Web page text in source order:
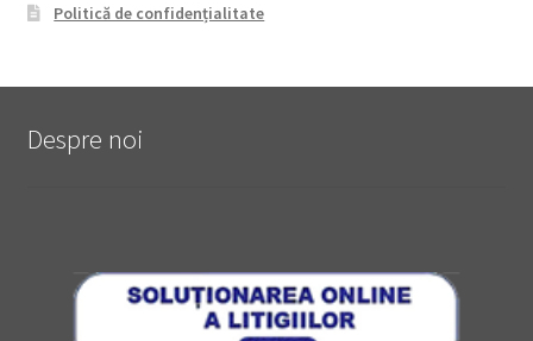
Politică de confidențialitate
Despre noi